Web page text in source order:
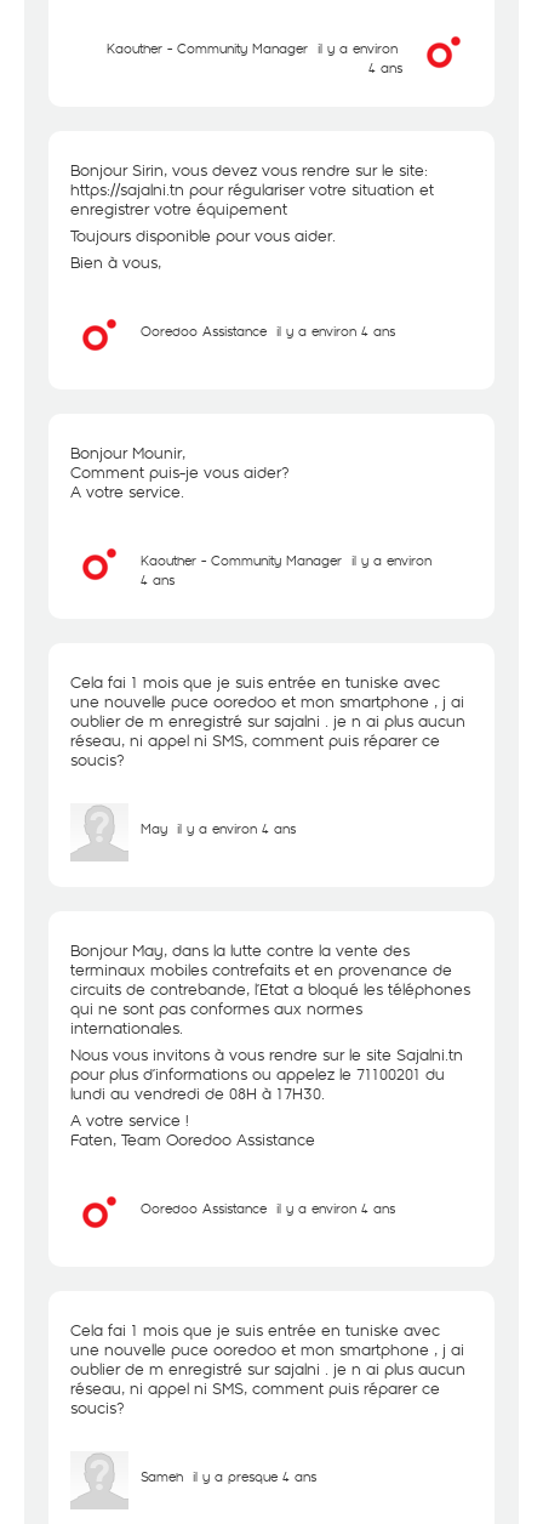
Kaouther - Community Manager il y a environ
4 ans
Bonjour Sirin, vous devez vous rendre sur le site:
https://sajalni.tn pour régulariser votre situation et
enregistrer votre équipement
Toujours disponible pour vous aider.
Bien à vous,
Ooredoo Assistance il y a environ 4 ans
Bonjour Mounir,
Comment puis-je vous aider?
A votre service.
Kaouther - Community Manager il y a environ
4 ans
Cela fai 1 mois que je suis entrée en tuniske avec
une nouvelle puce ooredoo et mon smartphone , j ai
oublier de m enregistré sur sajalni . je n ai plus aucun
réseau, ni appel ni SMS, comment puis réparer ce
soucis?
May il y a environ 4 ans
Bonjour May, dans la lutte contre la vente des
terminaux mobiles contrefaits et en provenance de
circuits de contrebande, l’Etat a bloqué les téléphones
qui ne sont pas conformes aux normes
internationales.
Nous vous invitons à vous rendre sur le site Sajalni.tn
pour plus d’informations ou appelez le 71100201 du
lundi au vendredi de 08H à 17H30.
A votre service !
Faten, Team Ooredoo Assistance
Ooredoo Assistance il y a environ 4 ans
Cela fai 1 mois que je suis entrée en tuniske avec
une nouvelle puce ooredoo et mon smartphone , j ai
oublier de m enregistré sur sajalni . je n ai plus aucun
réseau, ni appel ni SMS, comment puis réparer ce
soucis?
Sameh il y a presque 4 ans